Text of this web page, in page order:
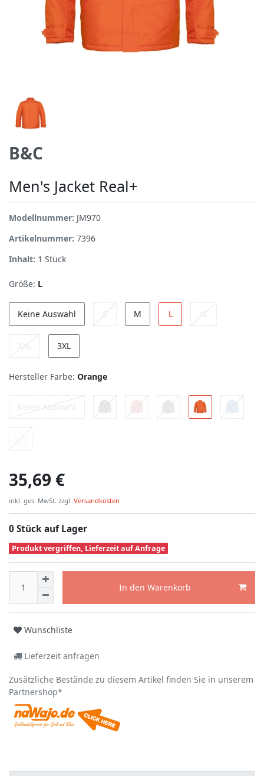
B&C
Men's Jacket Real+
Modellnummer: JM970
Artikelnummer: 7396
Inhalt: 1 Stück
Größe: L
Keine Auswahl S M L XL
XXL 3XL
Hersteller Farbe: Orange
Keine Auswahl
35,69 €
inkl. ges. MwSt. zzgl. Versandkosten
0 Stück auf Lager
Produkt vergriffen, Lieferzeit auf Anfrage
In den Warenkorb
Wunschliste
Lieferzeit anfragen
Zusätzliche Bestände zu diesem Artikel finden Sie in unserem
Partnershop*